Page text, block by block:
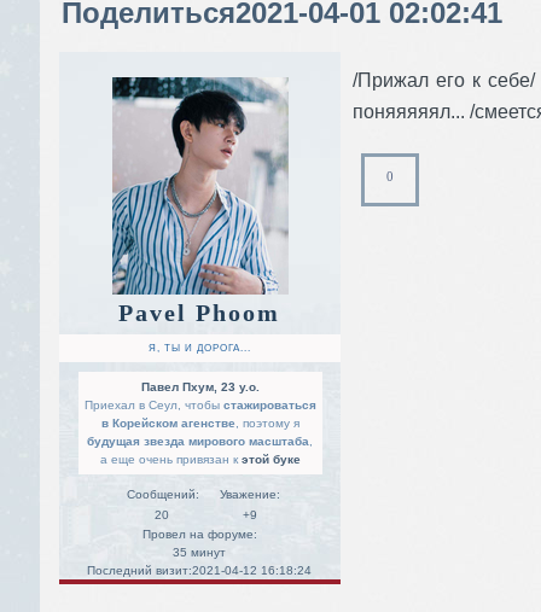
Поделиться2021-04-01 02:02:41
Pavel Phoom
Я, ТЫ И ДОРОГА...
Павел Пхум, 23 y.o.
Приехал в Сеул, чтобы стажироваться
в Корейском агенстве , поэтому я
будущая звезда мирового масштаба
а еще очень привязан к этой буке
Сообщений:
20
Уважение:
+9
Провел на форуме:
35 минут
Последний визит:2021-04-12 16:18:24
/Прижал его к
поняяяяял... /
0